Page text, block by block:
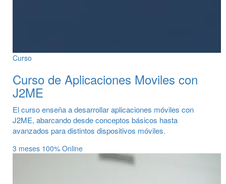
Curso
Curso de Aplicaciones Moviles con
J2ME
El curso enseña a desarrollar aplicaciones móviles con
J2ME, abarcando desde conceptos básicos hasta
avanzados para distintos dispositivos móviles.
3 meses 100% Online